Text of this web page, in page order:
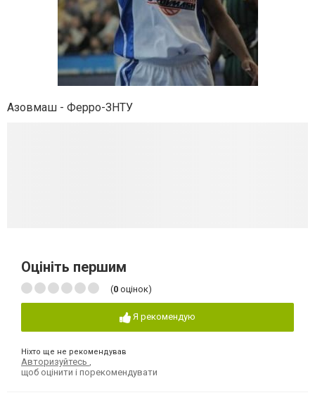
Азовмаш - Ферро-ЗНТУ
Оцініть першим
(0 оцінок)
Я рекомендую
Ніхто ще не рекомендував
Авторизуйтесь
щоб оцінити і порекомендувати